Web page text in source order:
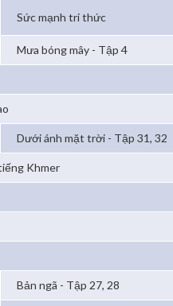
Sức mạnh tri thức
Mưa bóng mây - Tập 4
Dưới ánh mặt trời - Tập 31, 32
Khmer
Bản ngã - Tập 27, 28